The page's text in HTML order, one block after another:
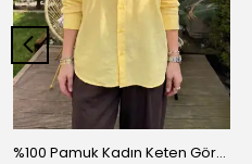
%100 Pamuk Kadın Keten Görünümlü Oversize Gömlek - Rahat Kesim Basic - Sarı